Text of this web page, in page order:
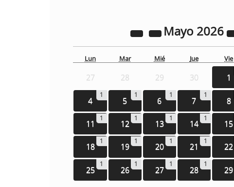
Mayo 2026
Lun Mar Mié Jue Vie
27 28 29 30 1
4
1
5
1
6
1
7
1
8
11
1
12
1
13
1
14
1
15
18
1
19
1
20
1
21
1
22
25
1
26
1
27
1
28
1
29